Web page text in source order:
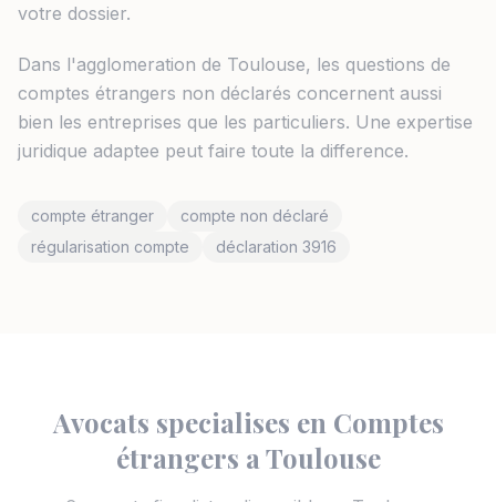
votre dossier.
Dans l'agglomeration de Toulouse, les questions de
comptes étrangers non déclarés concernent aussi
bien les entreprises que les particuliers. Une expertise
juridique adaptee peut faire toute la difference.
compte étranger
compte non déclaré
régularisation compte
déclaration 3916
Avocats specialises en Comptes
étrangers a Toulouse